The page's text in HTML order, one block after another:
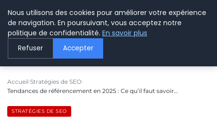
LE WEBMARKETING
Accueil Stratégies de SEO
Tendances de référencement en 2025 : Ce qu’il faut savoir…
STRATÉGIES DE SEO
Nous utilisons des cookies pour améliorer votre expérience
de navigation. En poursuivant, vous acceptez notre
politique de confidentialité. En savoir plus
Refuser Accepter